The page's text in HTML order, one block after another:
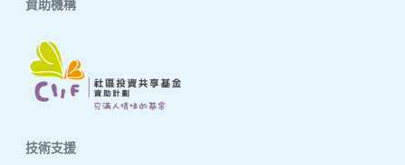
資助機構
技術支援